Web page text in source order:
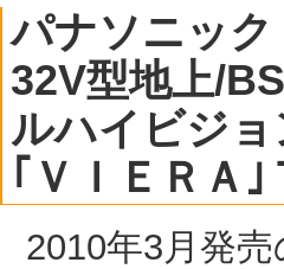
パナソニック
32V型地上/
ルハイビジ
｢ＶＩＥＲＡ
2010年3月発